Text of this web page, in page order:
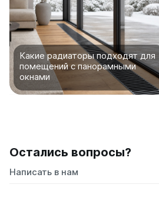
Какие радиаторы подходят для
помещений с панорамными
окнами
Остались вопросы?
Написать в нам